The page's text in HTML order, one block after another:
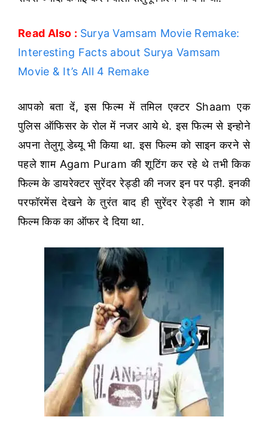
Read Also : Surya Vamsam Movie Remake:
Interesting Facts about Surya Vamsam
Movie & It’s All 4 Remake
आपको बता दें, इस फिल्म में तमिल एक्टर Shaam एक
पुलिस ऑफिसर के रोल में नजर आये थे. इस फिल्म से इन्होने
अपना तेलुगू डेब्यू भी किया था. इस फिल्म को साइन करने से
पहले शाम Agam Puram की शूटिंग कर रहे थे तभी किक
फिल्म के डायरेक्टर सुरेंदर रेड्डी की नजर इन पर पड़ी. इनकी
परफॉरमेंस देखने के तुरंत बाद ही सुरेंदर रेड्डी ने शाम को
फिल्म किक का ऑफर दे दिया था.